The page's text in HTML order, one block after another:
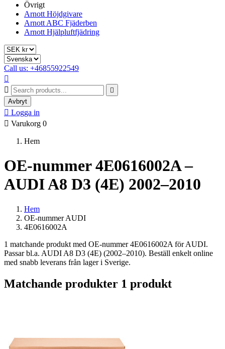
Övrigt
Arnott Höjdgivare
Arnott ABC Fjäderben
Arnott Hjälpluftfjädring
Call us: +46855922549



Avbryt
 Logga in
 Varukorg 0
Hem
OE-nummer 4E0616002A –
AUDI A8 D3 (4E) 2002–2010
Hem
OE-nummer AUDI
4E0616002A
1 matchande produkt med OE-nummer 4E0616002A för AUDI.
Passar bl.a. AUDI A8 D3 (4E) (2002–2010). Beställ enkelt online
med snabb leverans från lager i Sverige.
Matchande produkter 1 produkt